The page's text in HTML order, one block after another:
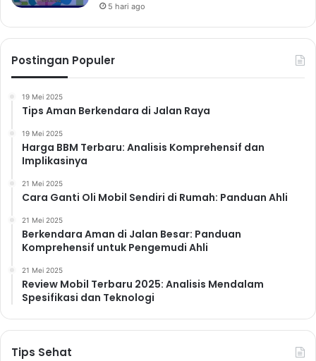
5 hari ago
Postingan Populer
19 Mei 2025
Tips Aman Berkendara di Jalan Raya
19 Mei 2025
Harga BBM Terbaru: Analisis Komprehensif dan
Implikasinya
21 Mei 2025
Cara Ganti Oli Mobil Sendiri di Rumah: Panduan Ahli
21 Mei 2025
Berkendara Aman di Jalan Besar: Panduan
Komprehensif untuk Pengemudi Ahli
21 Mei 2025
Review Mobil Terbaru 2025: Analisis Mendalam
Spesifikasi dan Teknologi
Tips Sehat